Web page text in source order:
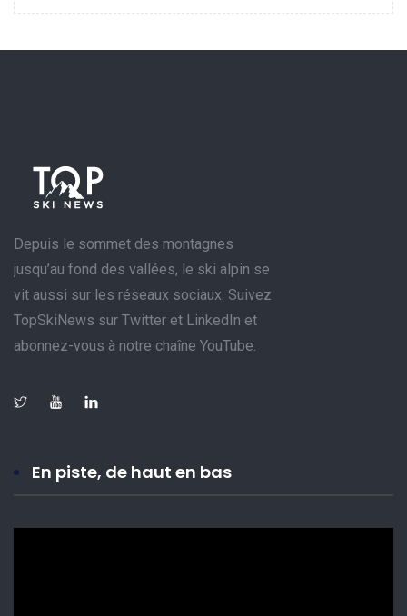
Depuis le sommet des montagnes
jusqu’au fond des vallées, le ski alpin se
vit aussi sur les réseaux sociaux. Suivez
TopSkiNews sur Twitter et LinkedIn et
abonnez-vous à notre chaîne YouTube.
En piste, de haut en bas